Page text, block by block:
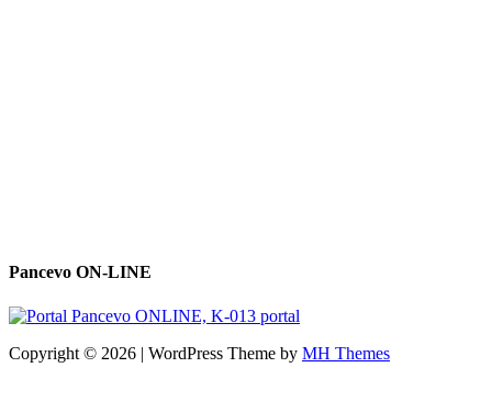
Pancevo ON-LINE
Copyright © 2026 | WordPress Theme by MH Themes